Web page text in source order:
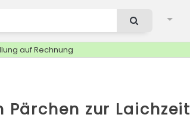
auf Rechnung
Pärchen zur Laichzeit